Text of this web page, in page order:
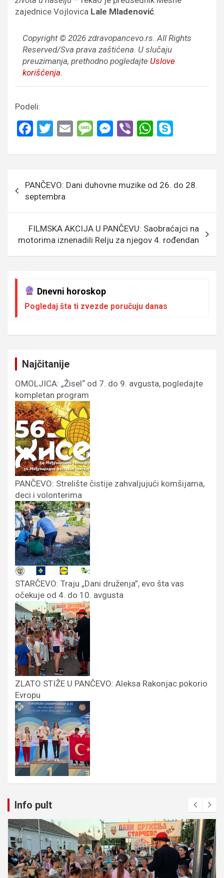
zajednice Vojlovica Lale Mladenović.
Copyright © 2026 zdravopancevo.rs. All Rights
Reserved/Sva prava zaštićena. U slučaju
preuzimanja, prethodno pogledajte Uslove
korišćenja.
Podeli:
F
ce
o
o
k
T
tt
E
ail
M
s
g
e
M
se
g
er
Vi
er
W
at
A
p
p
p
Кретање
чланка
PANČEVO: Dani duhovne muzike od 26. do 28.
septembra
FILMSKA AKCIJA U PANČEVU: Saobraćajci na
motorima iznenadili Relju za njegov 4. rođendan
Dnevni horoskop
Pogledaj šta ti zvezde poručuju danas
Najčitanije
OMOLJICA: „Žisel“ od 7. do 9. avgusta, pogledajte
kompletan program
PANČEVO: Strelište čistije zahvaljujući komšijama,
deci i volonterima
STARČEVO: Traju „Dani druženja”, evo šta vas
očekuje od 4. do 10. avgusta
ZLATO STIŽE U PANČEVO: Aleksa Rakonjac pokorio
Evropu
Info pult